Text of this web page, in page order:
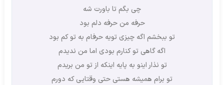
چی بگم تا باورت شه
حرفه من حرفه دلم بود
تو ببخشم اگه چیزی تویه حرفام به تو کم بود
اگه گاهی تو کنارم بودی اما من ندیدم
تو نذار اینو به پایه اینکه از تو من بریدم
تو برام همیشه هستی حتی وقتایی که دورم